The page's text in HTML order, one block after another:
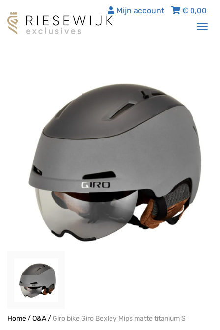
€ 0,00
Mijn account
Home/O&A/ Giro bike Giro Bexley Mips matte titanium S